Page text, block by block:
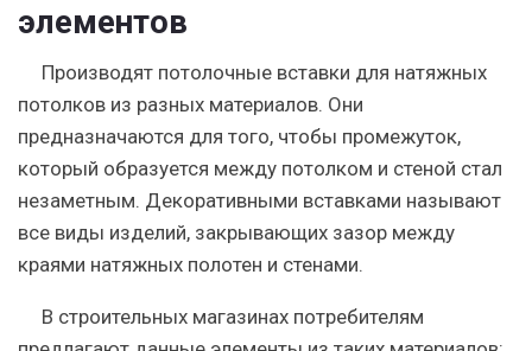
элементов
Производят потолочные вставки для натяжных
потолков из разных материалов. Они
предназначаются для того, чтобы промежуток,
который образуется между потолком и стеной стал
незаметным. Декоративными вставками называют
все виды изделий, закрывающих зазор между
краями натяжных полотен и стенами.
В строительных магазинах потребителям